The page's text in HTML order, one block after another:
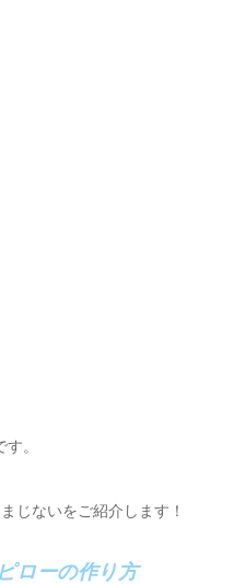
。
じないをご紹介します！
ローの作り方